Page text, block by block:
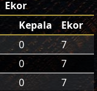
Ekor
Kepala
Ekor
0
7
0
7
0
7